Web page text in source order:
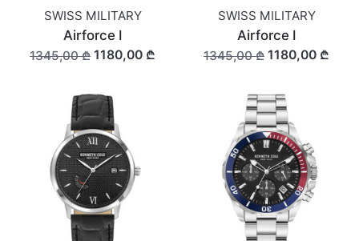
SWISS MILITARY
Airforce I
1345,00 ₾ 1180,00 ₾
SWISS MILITARY
Airforce I
1345,00 ₾ 1180,00 ₾